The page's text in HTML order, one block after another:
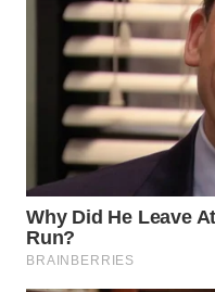
ID
WAHANANEWS
CO ID
WAHANANEWS
NET
WAHANA
SPORT